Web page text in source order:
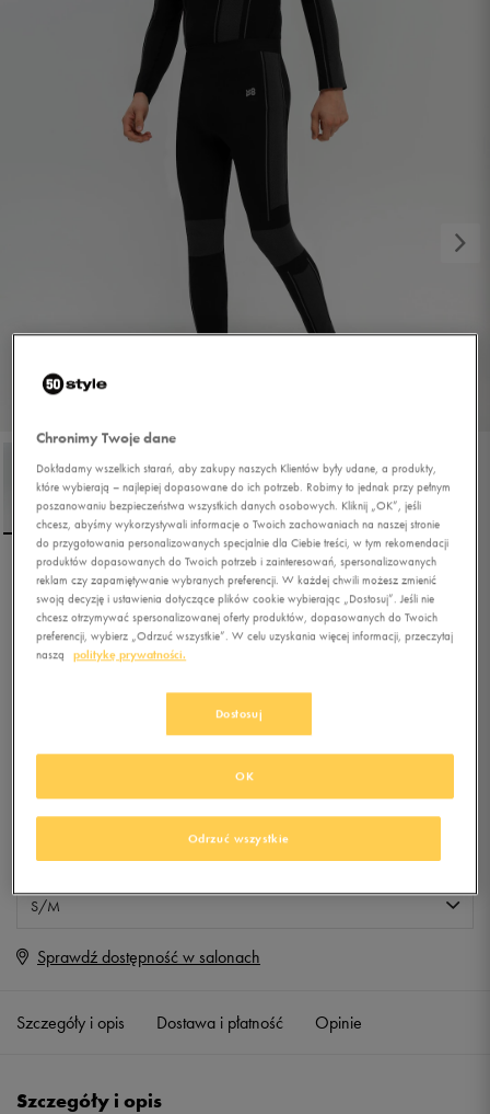
UP8 LEGGINGS
TERMICZNE CREEL
4.9(32
KLUBIE 50 STYLE
Produkt niedostępny
Jeśli artykuł będzie ponownie dostępny, otrzymasz od nas powiadomienie.
S/M
S Powiadom o dostępności
S/M
Sprawdź dostępność w salonach
Szczegóły i opis Dostawa i płatność Opinie
Szczegóły i opis
Chronimy Twoje dane
Dokładamy wszelkich starań, aby zakupy naszych Klientów były udane, a produkty,
które wybierają – najlepiej dopasowane do ich potrzeb. Robimy to jednak przy pełnym
poszanowaniu bezpieczeństwa wszystkich danych osobowych. Kliknij „OK”, jeśli
chcesz, abyśmy wykorzystywali informacje o Twoich zachowaniach na naszej stronie
do przygotowania personalizowanych specjalnie dla Ciebie treści, w tym rekomendacji
produktów dopasowanych do Twoich potrzeb i zainteresowań, spersonalizowanych
reklam czy zapamiętywanie wybranych preferencji. W każdej chwili możesz zmienić
swoją decyzję i ustawienia dotyczące plików cookie wybierając „Dostosuj”. Jeśli nie
chcesz otrzymywać spersonalizowanej oferty produktów, dopasowanych do Twoich
preferencji, wybierz „Odrzuć wszystkie”. W celu uzyskania więcej informacji, przeczytaj
naszą
politykę prywatności.
Dostosuj
Odrzuć wszystkie
OK